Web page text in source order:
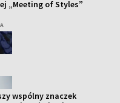
„Meeting of Styles”
wspólny znaczek